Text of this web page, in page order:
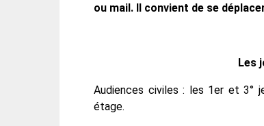
ou mail. Il convient de se
Les
Audiences civiles : les 1er et 3°
étage.